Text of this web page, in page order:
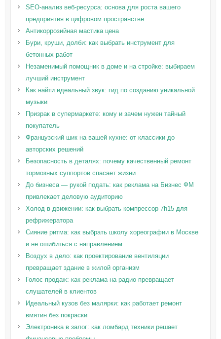
SEO-анализ веб-ресурса: основа для роста вашего
предприятия в цифровом пространстве
Антикоррозийная мастика цена
Бури, круши, долби: как выбрать инструмент для
бетонных работ
Незаменимый помощник в доме и на стройке: выбираем
лучший инструмент
Как найти идеальный звук: гид по созданию уникальной
музыки
Призрак в супермаркете: кому и зачем нужен тайный
покупатель
Французский шик на вашей кухне: от классики до
авторских решений
Безопасность в деталях: почему качественный ремонт
тормозных суппортов спасает жизни
До бизнеса — рукой подать: как реклама на Бизнес ФМ
привлекает деловую аудиторию
Холод в движении: как выбрать компрессор 7h15 для
рефрижератора
Сияние ритма: как выбрать школу хореографии в Москве
и не ошибиться с направлением
Воздух в дело: как проектирование вентиляции
превращает здание в жилой организм
Голос продаж: как реклама на радио превращает
слушателей в клиентов
Идеальный кузов без малярки: как работает ремонт
вмятин без покраски
Электроника в залог: как ломбард техники решает